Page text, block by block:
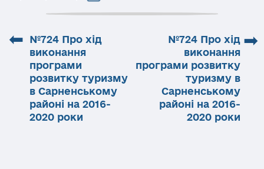
⬅
№724 Про хід
виконання
програми
розвитку туризму
в Сарненському
районі на 2016-
2020 роки
➡
№724 Про хід
виконання
програми розвитку
туризму в
Сарненському
районі на 2016-
2020 роки